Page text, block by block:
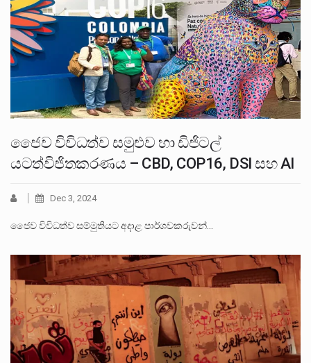
ජෛව විවිධත්ව සමුළුව හා ඩිජිටල්
යටත්විජිතකරණය – CBD, COP16, DSI සහ AI
Dec 3, 2024
ජෛව විවිධත්ව සම්මුතියට අදාළ පාර්ශවකරුවන්…